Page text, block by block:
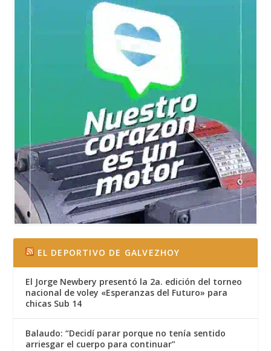
EL DEPORTIVO DE GALVEZHOY
El Jorge Newbery presentó la 2a. edición del torneo
nacional de voley «Esperanzas del Futuro» para
chicas Sub 14
Balaudo: “Decidí parar porque no tenía sentido
arriesgar el cuerpo para continuar”